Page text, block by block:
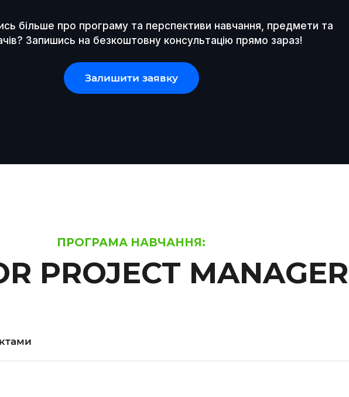
більше про програму та перспективи навчання, предмети та
Запишись на безкоштовну консультацію прямо зараз!
Залишити заявку
ПРОГРАМА НАВЧАННЯ:
PROJECT MANAGER